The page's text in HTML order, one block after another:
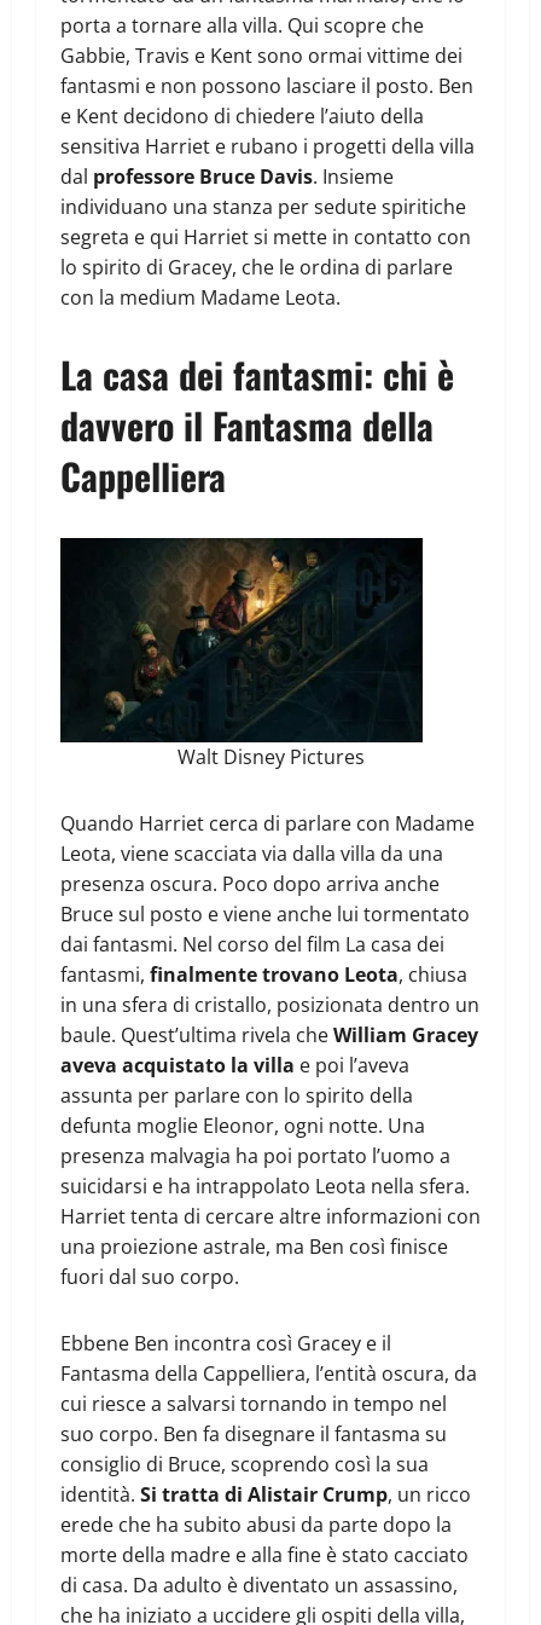
porta a tornare alla villa. Qui scopre che
Gabbie, Travis e Kent sono ormai vittime dei
fantasmi e non possono lasciare il posto. Ben
e Kent decidono di chiedere l’aiuto della
sensitiva Harriet e rubano i progetti della villa
dal professore Bruce Davis. Insieme
individuano una stanza per sedute spiritiche
segreta e qui Harriet si mette in contatto con
lo spirito di Gracey, che le ordina di parlare
con la medium Madame Leota.
La casa dei fantasmi: chi è
davvero il Fantasma della
Cappelliera
Walt Disney Pictures
Quando Harriet cerca di parlare con Madame
Leota, viene scacciata via dalla villa da una
presenza oscura. Poco dopo arriva anche
Bruce sul posto e viene anche lui tormentato
dai fantasmi. Nel corso del film La casa dei
fantasmi, finalmente trovano Leota, chiusa
in una sfera di cristallo, posizionata dentro un
baule. Quest’ultima rivela cheWilliam Gracey
aveva acquistato la villa e poi l’aveva
assunta per parlare con lo spirito della
defunta moglie Eleonor, ogni notte. Una
presenza malvagia ha poi portato l’uomo a
suicidarsi e ha intrappolato Leota nella sfera.
Harriet tenta di cercare altre informazioni con
una proiezione astrale, ma Ben così finisce
fuori dal suo corpo.
Ebbene Ben incontra così Gracey e il
Fantasma della Cappelliera, l’entità oscura, da
cui riesce a salvarsi tornando in tempo nel
suo corpo. Ben fa disegnare il fantasma su
consiglio di Bruce, scoprendo così la sua
identità. Si tratta di Alistair Crump, un ricco
erede che ha subito abusi da parte dopo la
morte della madre e alla fine è stato cacciato
di casa. Da adulto è diventato un assassino,
che ha iniziato a uccidere gli ospiti della villa,